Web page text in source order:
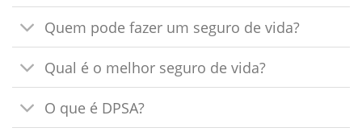
Quem pode fazer um seguro de vida?
Qual é o melhor seguro de vida?
O que é DPSA?